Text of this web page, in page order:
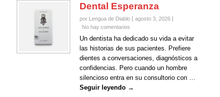
Dental Esperanza
por Lengua de Diablo
agosto 3, 2026
No hay comentarios
Un dentista ha dedicado su vida a evitar
las historias de sus pacientes. Prefiere
dientes a conversaciones, diagnósticos a
confidencias. Pero cuando un hombre
silencioso entra en su consultorio con …
Seguir leyendo →